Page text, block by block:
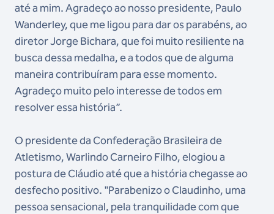
até a mim. Agradeço ao nosso presidente, Paulo
Wanderley, que me ligou para dar os parabéns, ao
diretor Jorge Bichara, que foi muito resiliente na
busca dessa medalha, e a todos que de alguma
maneira contribuíram para esse momento.
Agradeço muito pelo interesse de todos em
resolver essa história”.
O presidente da Confederação Brasileira de
Atletismo, Warlindo Carneiro Filho, elogiou a
postura de Cláudio até que a história chegasse ao
desfecho positivo. "Parabenizo o Claudinho, uma
pessoa sensacional, pela tranquilidade com que